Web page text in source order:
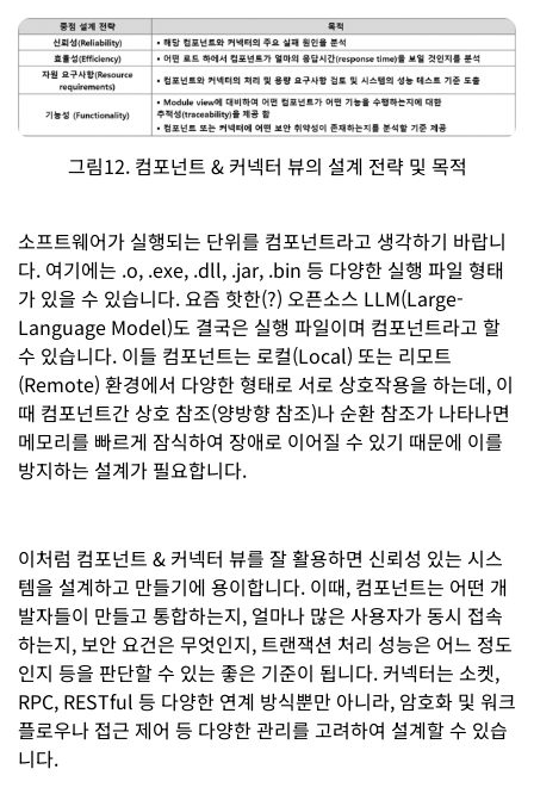
그림12. 컴포넌트 & 커넥터 뷰의 설계 전략 및 목적
소프트웨어가 실행되는 단위를 컴포넌트라고 생각하기 바랍니
다. 여기에는 .o, .exe, .dll, .jar, .bin 등 다양한 실행 파일 형태
가 있을 수 있습니다. 요즘 핫한(?) 오픈소스 LLM(Large-
Language Model)도 결국은 실행 파일이며 컴포넌트라고 할
수 있습니다. 이들 컴포넌트는 로컬(Local) 또는 리모트
(Remote) 환경에서 다양한 형태로 서로 상호작용을 하는데, 이
때 컴포넌트간 상호 참조(양방향 참조)나 순환 참조가 나타나면
메모리를 빠르게 잠식하여 장애로 이어질 수 있기 때문에 이를
방지하는 설계가 필요합니다.
이처럼 컴포넌트 & 커넥터 뷰를 잘 활용하면 신뢰성 있는 시스
템을 설계하고 만들기에 용이합니다. 이때, 컴포넌트는 어떤 개
발자들이 만들고 통합하는지, 얼마나 많은 사용자가 동시 접속
하는지, 보안 요건은 무엇인지, 트랜잭션 처리 성능은 어느 정도
인지 등을 판단할 수 있는 좋은 기준이 됩니다. 커넥터는 소켓,
RPC, RESTful 등 다양한 연계 방식뿐만 아니라, 암호화 및 워크
플로우나 접근 제어 등 다양한 관리를 고려하여 설계할 수 있습
니다.